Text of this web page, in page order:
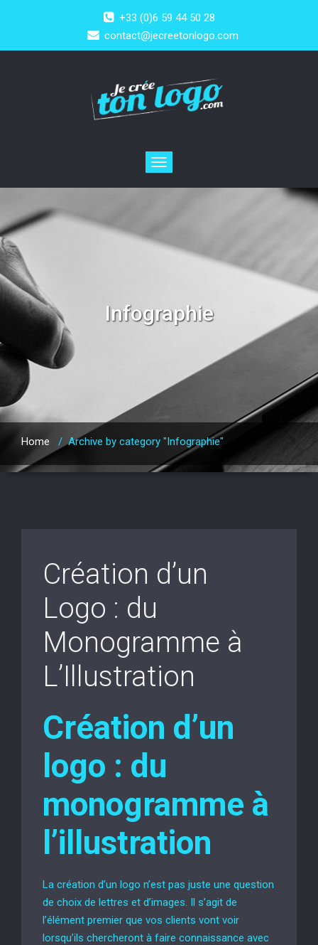
+33 (0)6 59 44 50 28
contact@jecreetonlogo.com
Toggle
navigation
Infographie
Home /Archive by category "Infographie"
Création d’un
Logo : du
Monogramme à
L’Illustration
Création d’un
logo : du
monogramme à
l’illustration
La création d’un logo n’est pas juste une question
de choix de lettres et d’images. Il s’agit de
l’élément premier que vos clients vont voir
lorsqu’ils chercheront à faire connaissance avec